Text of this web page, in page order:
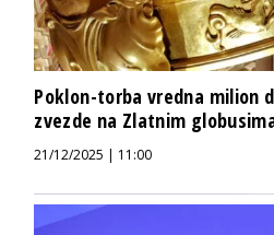
Poklon-torba vredna milion
zvezde na Zlatnim
21/12/2025 | 11:00